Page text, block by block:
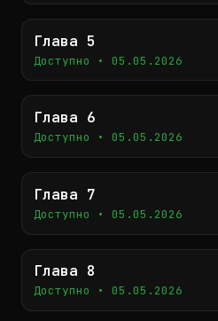
когда-то сами
Глава 5
Доступно • 05.05.2026
Глава 6
Доступно • 05.05.2026
Глава 7
Доступно • 05.05.2026
Глава 8
Доступно • 05.05.2026